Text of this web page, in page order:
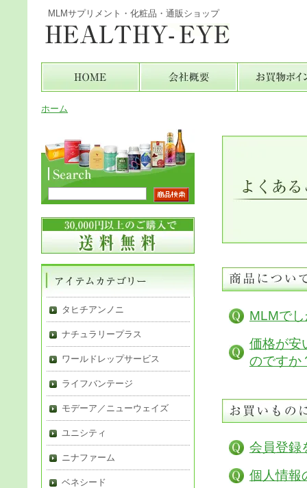
MLMサプリメント・化粧品・通販ショップ
ホーム
MLMで
価格が安
のですか
会員登録
個人情報
タヒチアンノニ
ナチュラリープラス
ワールドレップサービス
ライフバンテージ
モデーア／ニューウェイズ
ユニシティ
ニナファーム
ベネシード